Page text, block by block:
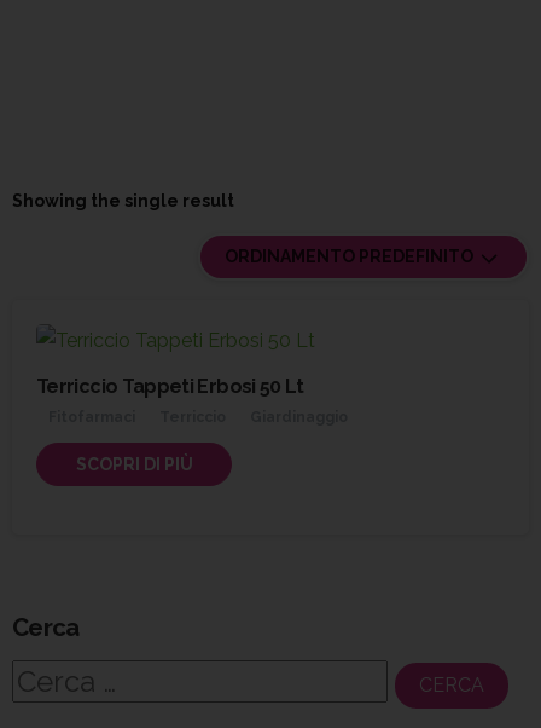
Showing the single result
ORDINAMENTO PREDEFINITO
Terriccio Tappeti Erbosi 50 Lt
SCOPRI DI PIÙ
Cerca
Ricerca